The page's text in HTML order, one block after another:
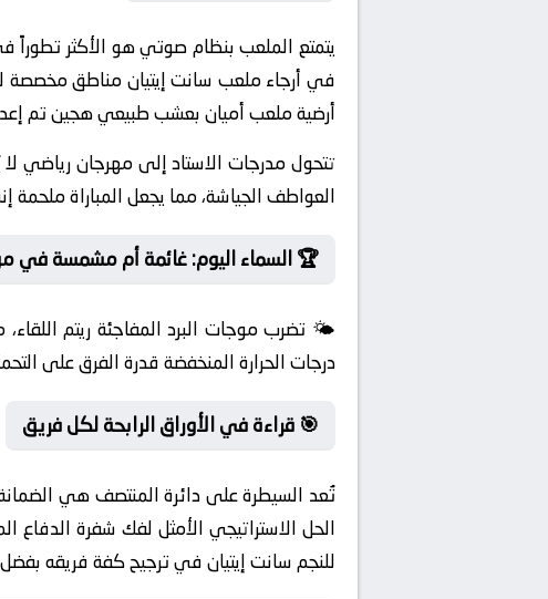
يتمتع الملعب بنظام صوتي هو الأكثر تطوراً
أرضية ملعب أميان بعشب طبيعي هجين تم
تتحول مدرجات الاستاد إلى مهرجان رياضي
العواطف الجياشة، مما يجعل المباراة ملحمة
🏆 السماء اليوم: غائمة أم مشمسة في
🌤️ تضرب موجات البرد المفاجئة ريتم اللقاء،
درجات الحرارة المنخفضة قدرة الفرق على
🎯 قراءة في الأوراق الرابحة لكل فريق
تُعد السيطرة على دائرة المنتصف هي
الحل الاستراتيجي الأمثل لفك شفرة الدفاع
للنجم سانت إيتيان في ترجيح كفة فريقه بفضل